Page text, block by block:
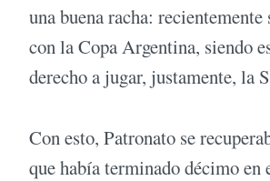
una buena racha:
con la Copa Argentina, siendo
derecho a jugar, justamente, la
Con esto, Patronato se
que había terminado décimo